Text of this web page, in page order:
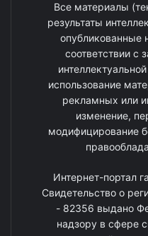
Все материалы
результаты
опубликованные
соответствии с
использование
рекламных или
изменение,
модифицирование
Интернет-портал
Свидетельство о
- 82356 выдано
надзору в сфере